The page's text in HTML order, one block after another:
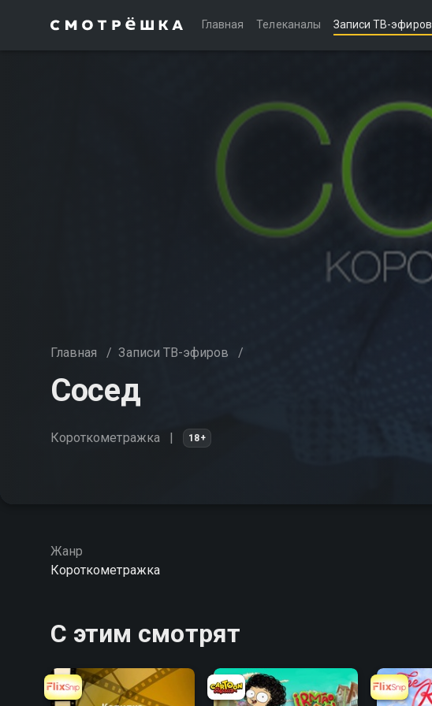
Главная Телеканалы Записи ТВ-эфиров
Главная / Записи ТВ-эфиров /
Сосед
Короткометражка 18+
Жанр
Короткометражка
С этим смотрят